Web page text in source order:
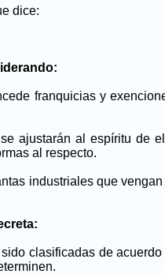
dice:
franquicias y
ajustarán al espíritu de
al respecto.
industriales que
clasificadas de